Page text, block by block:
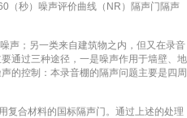
（秒）噪声评价曲线（NR）隔声门隔声
声；另一类来自建筑物之内，但又在录音
通过三种途径，一是噪声作用于墙壁、地
的控制：本录音棚的隔声问题主要是四周
复合材料的国标隔声门。通过上述的处理